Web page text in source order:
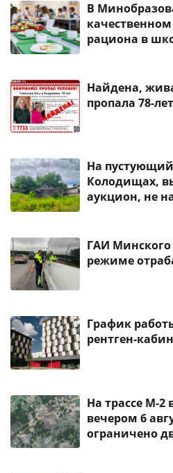
В
рациона в
Найдена,
пропала 78-
На
Колодищах,
аукцион, не
ГАИ
режиме
График
рентген-
На трассе М-2
вечером 6
ограничено